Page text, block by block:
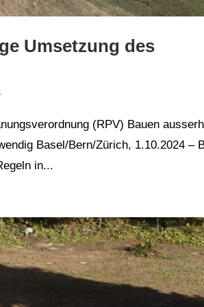
Umsetzung des
(RPV) Bauen
Basel/Bern/Zürich, 1.10.2024 –
in...